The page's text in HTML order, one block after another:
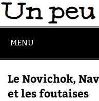
MENU
Le Novichok,
et les foutaises